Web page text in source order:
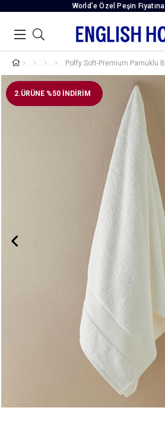
World’e Özel Peşin Fiyatına
2.ÜRÜNE %50 İNDİRİM